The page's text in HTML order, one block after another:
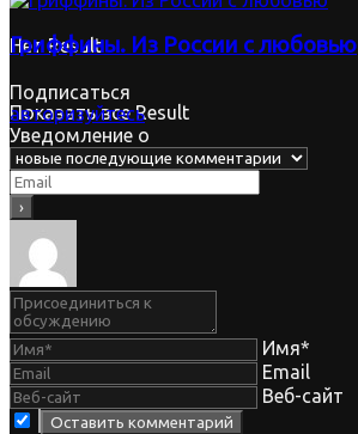
Нет Result
Показать все Result
Гриффины. Из России с любовью
Подписаться
авторизуйтесь
Уведомление о
Имя*
Email
Веб-сайт